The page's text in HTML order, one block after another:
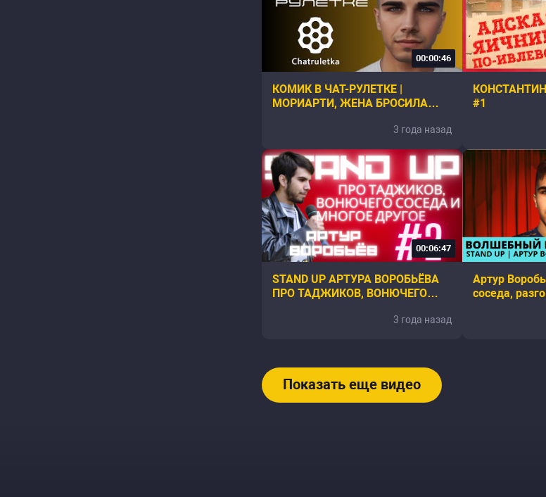
00:00:46
КОМИК В ЧАТ-РУЛЕТКЕ |
МОРИАРТИ, ЖЕНА БРОСИЛА
3 года назад
#1
00:06:47
STAND UP АРТУРА ВОРОБЬЁВА
ПРО ТАДЖИКОВ, ВОНЮЧЕГО
3 года назад
Артур
соседа,
Показать еще видео